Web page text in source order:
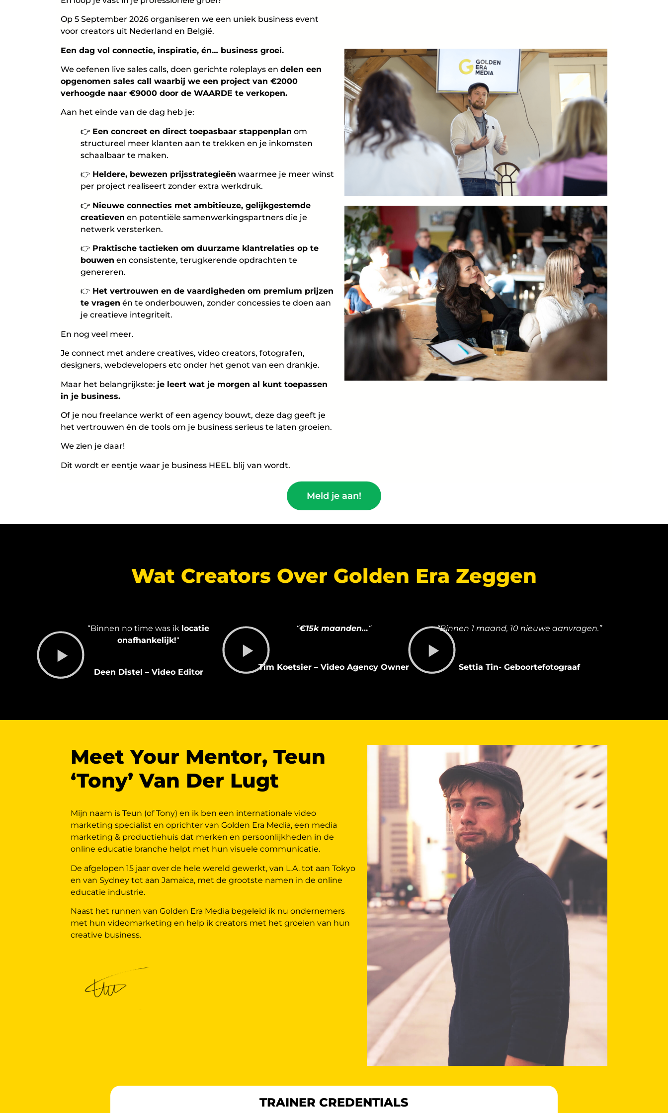
Op 5 September 2026 organiseren we een uniek business event
voor creators uit Nederland en België.
Een dag vol connectie, inspiratie, én… business groei.
We oefenen live sales calls, doen gerichte roleplays en delen een
opgenomen sales call waarbij we een project van €2000
verhoogde naar €9000 door de WAARDE te verkopen.
Aan het einde van de dag heb je:
👉 Een concreet en direct toepasbaar stappenplan om
structureel meer klanten aan te trekken en je inkomsten
schaalbaar te maken.
👉 Heldere, bewezen prijsstrategieën waarmee je meer winst
per project realiseert zonder extra werkdruk.
👉 Nieuwe connecties met ambitieuze, gelijkgestemde
creatieven en potentiële samenwerkingspartners die je
netwerk versterken.
👉 Praktische tactieken om duurzame klantrelaties op te
bouwen en consistente, terugkerende opdrachten te
genereren.
👉 Het vertrouwen en de vaardigheden om premium prijzen
te vragen én te onderbouwen, zonder concessies te doen aan
je creatieve integriteit.
En nog veel meer.
Je connect met andere creatives, video creators, fotografen,
designers, webdevelopers etc onder het genot van een drankje.
Maar het belangrijkste: je leert wat je morgen al kunt toepassen
in je business.
Of je nou freelance werkt of een agency bouwt, deze dag geeft je
het vertrouwen én de tools om je business serieus te laten groeien.
We zien je daar!
Dit wordt er eentje waar je business HEEL blij van wordt.
Meld je aan!
Wat Creators Over Golden Era Zeggen
“Binnen no time was ik locatie
onafhankelijk!“
Deen Distel – Video Editor
“€15k maanden…“
Tim Koetsier – Video Agency Owner
“Binnen 1 maand, 10 nieuwe aanvragen.”
Settia Tin- Geboortefotograaf
Meet Your Mentor, Teun
‘Tony’ Van Der Lugt
Mijn naam is Teun (of Tony) en ik ben een internationale video
marketing specialist en oprichter van Golden Era Media, een media
marketing & productiehuis dat merken en persoonlijkheden in de
online educatie branche helpt met hun visuele communicatie.
De afgelopen 15 jaar over de hele wereld gewerkt, van L.A. tot aan Tokyo
en van Sydney tot aan Jamaica, met de grootste namen in de online
educatie industrie.
Naast het runnen van Golden Era Media begeleid ik nu ondernemers
met hun videomarketing en help ik creators met het groeien van hun
creative business.
TRAINER CREDENTIALS